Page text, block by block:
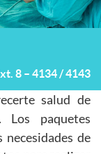
8 – 4134 / 4143
salud de
Los paquetes
de